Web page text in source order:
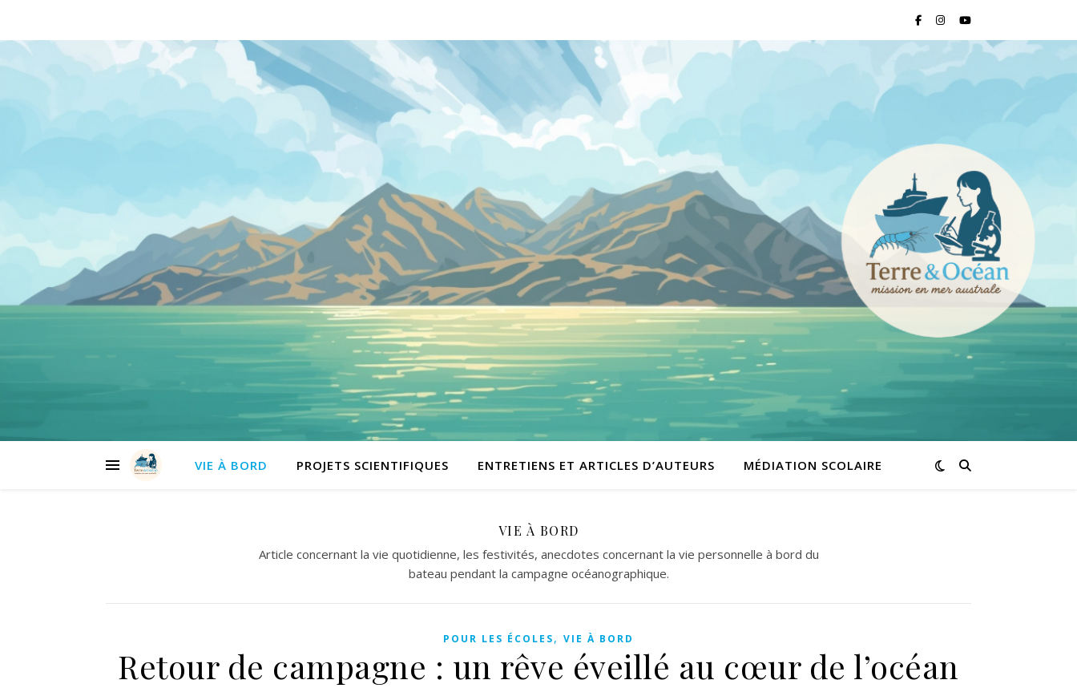
VIE À BORD PROJETS SCIENTIFIQUES ENTRETIENS ET ARTICLES D’AUTEURS MÉDIATION SCOLAIRE
VIE À BORD
Article concernant la vie quotidienne, les festivités, anecdotes concernant la vie personnelle à bord du
bateau pendant la campagne océanographique.
POUR LES ÉCOLES, VIE À BORD
Retour de campagne : un rêve éveillé au cœur de l’océan